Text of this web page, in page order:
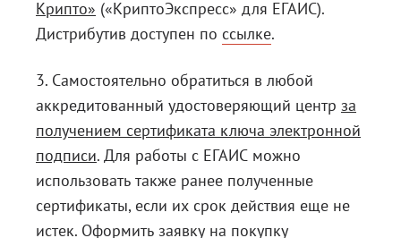
Крипто» («КриптоЭкспресс» для ЕГАИС).
Дистрибутив доступен по ссылке.
3. Самостоятельно обратиться в любой
аккредитованный удостоверяющий центр за
получением сертификата ключа электронной
подписи. Для работы с ЕГАИС можно
использовать также ранее полученные
сертификаты, если их срок действия еще не
истек. Оформить заявку на покупку